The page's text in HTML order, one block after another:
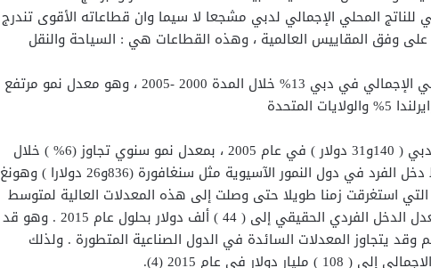
للناتج المحلي الإجمالي لدبي مشجعا لا سيما وان قطاعاته الأقوى تندرج
وفق المقاييس العالمية ، وهذه القطاعات هي : السياحة والنقل
بلغ معدل النمو الحقيقية للناتج المحلي الإجمالي في دبي 13% خلال المدة 2000 -2005 ، وهو معدل نمو مرتفع
يبلغ متوسط دخل الفرد السنوي في دبي ( 140و31 دولار ) في عام 2005 ، بمعدل نمو سنوي تجاوز (6% ) خلال
المدة 2000 – 2005 ، متجاوزا متوسط دخل الفرد في دول النمور الآسيوية مثل سنغافورة (836و26 دولارا ) وهونغ
الدول التي استغرقت زمنا طويلا حتى وصلت إلى هذه المعدلات العالية لمتوسط
دخل الفرد . وتسعى دبي إلى رفع معدل الدخل الفردي الحقيقي إلى ( 44 ) ألف دولار بحلول عام 2015 . وهو قد
وقد يتجاوز المعدلات السائدة في الدول الصناعية المتطورة . ولذلك
في عام 2015 (4).